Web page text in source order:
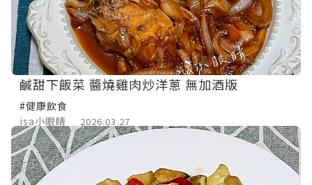
鹹甜下飯菜 醬燒雞肉炒洋蔥 無加酒版
#健康飲食
isa小眼睛
2026.03.27